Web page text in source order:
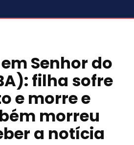
Senhor do
filha sofre
e morre e
morreu
a notícia